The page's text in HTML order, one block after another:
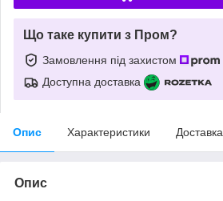
Що таке купити з Пром?
Замовлення під захистом
Доступна доставка
Опис Характеристики Доставка
Опис